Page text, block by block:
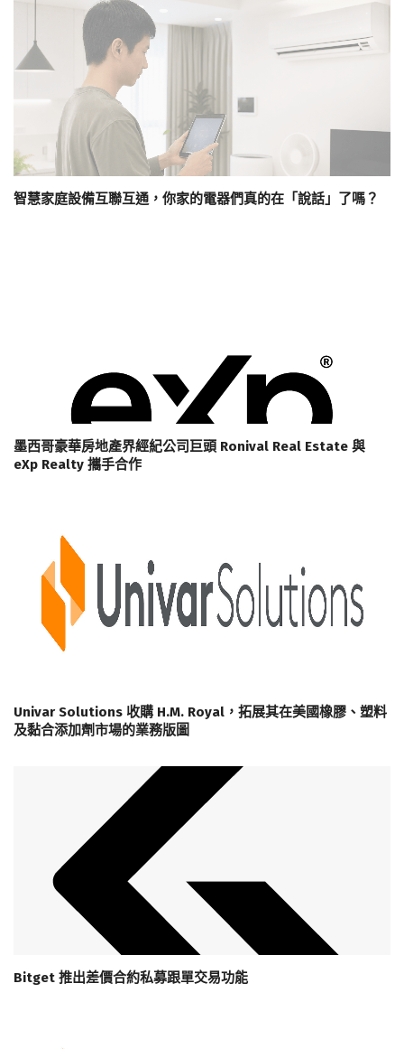
智慧家庭設備互聯互通，你家的電器們真的在「說話」了嗎？
墨西哥豪華房地產界經紀公司巨頭 Ronival Real Estate 與
eXp Realty 攜手合作
Univar Solutions 收購 H.M. Royal，拓展其在美國橡膠、塑料
及黏合添加劑市場的業務版圖
Bitget 推出差價合約私募跟單交易功能